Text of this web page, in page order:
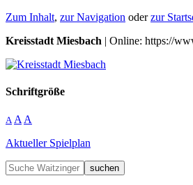
Zum Inhalt, zur Navigation oderzur
Kreisstadt Miesbach | Online: https://
Schriftgröße
A A A
Aktueller Spielplan
suchen